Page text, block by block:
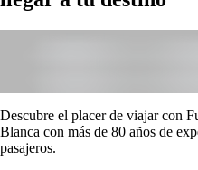
Descubre el placer de viajar con
Blanca con más de 80 años de
pasajeros.